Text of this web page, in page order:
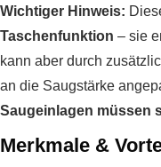
Wichtiger Hinweis:
Taschenfunktion – sie
kann aber durch
an die Saugstärke
Saugeinlagen müssen
Merkmale &